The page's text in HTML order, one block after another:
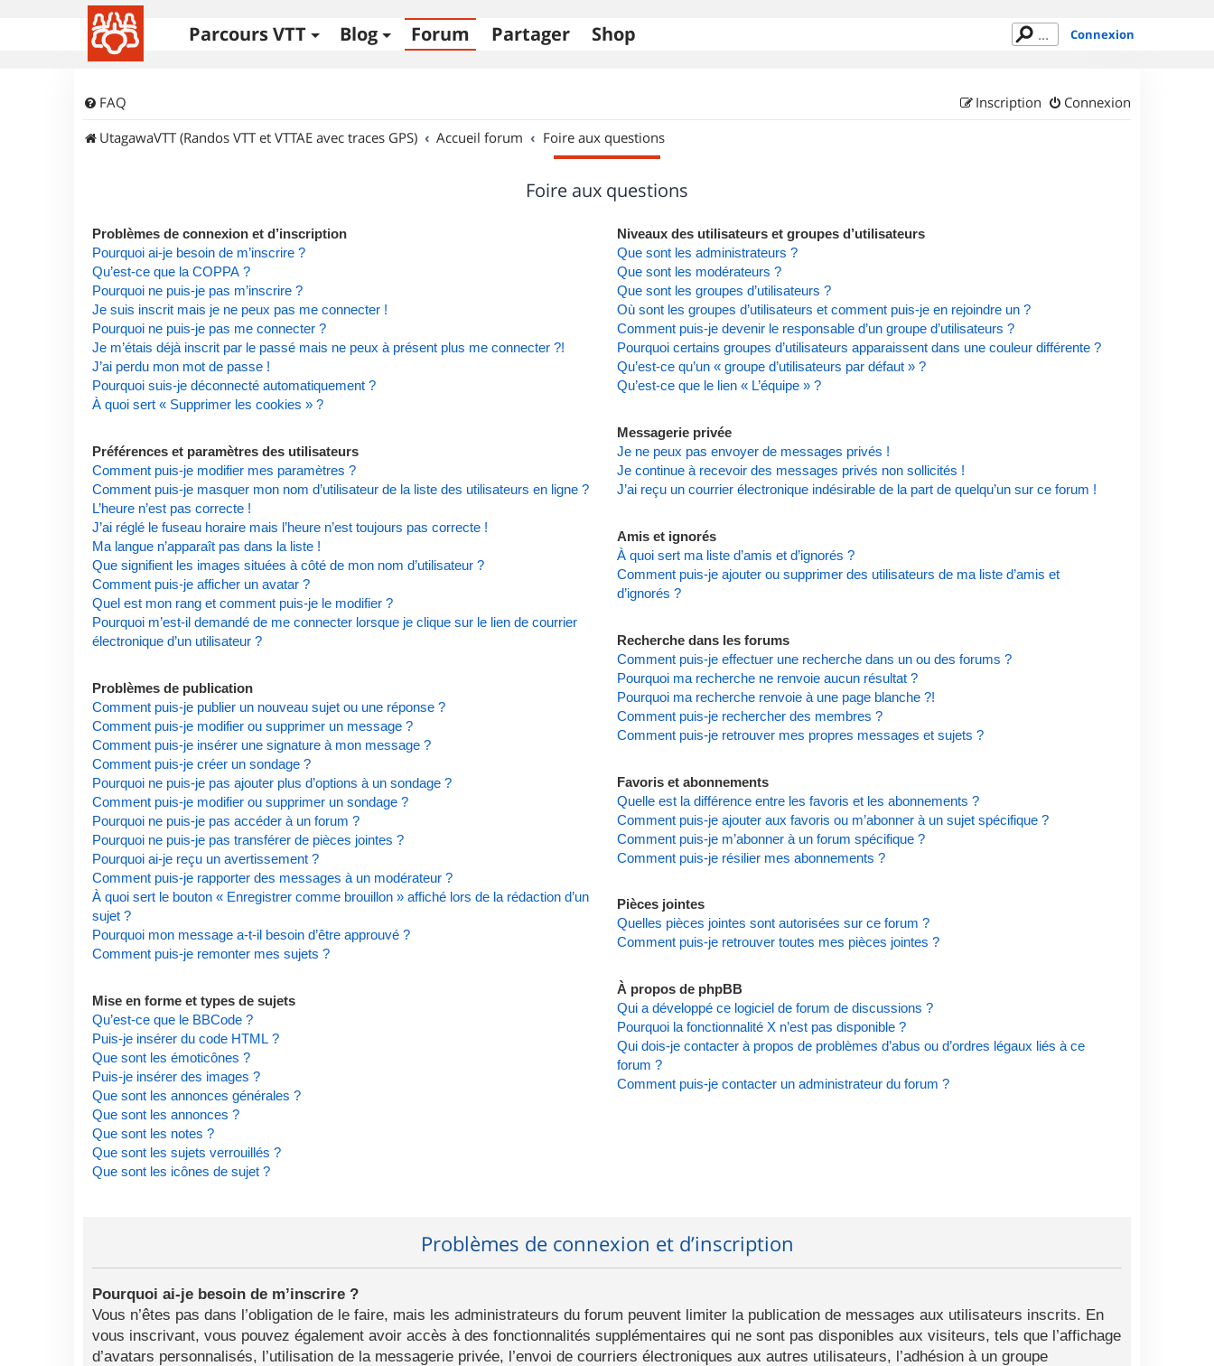
Parcours VTT Blog Forum Partager Shop Connexion
FAQ Connexion
Inscription
UtagawaVTT (Randos VTT et VTTAE avec traces GPS)
Accueil forum Foire aux questions
Foire aux questions
Problèmes de connexion et d’inscription
Pourquoi ai-je besoin de m’inscrire ?
Qu’est-ce que la COPPA ?
Pourquoi ne puis-je pas m’inscrire ?
Je suis inscrit mais je ne peux pas me connecter !
Pourquoi ne puis-je pas me connecter ?
Je m’étais déjà inscrit par le passé mais ne peux à présent plus me connecter ?!
J’ai perdu mon mot de passe !
Pourquoi suis-je déconnecté automatiquement ?
À quoi sert « Supprimer les cookies » ?
Préférences et paramètres des utilisateurs
Comment puis-je modifier mes paramètres ?
Comment puis-je masquer mon nom d’utilisateur de la liste des utilisateurs en ligne ?
L’heure n’est pas correcte !
J’ai réglé le fuseau horaire mais l’heure n’est toujours pas correcte !
Ma langue n’apparaît pas dans la liste !
Que signifient les images situées à côté de mon nom d’utilisateur ?
Comment puis-je afficher un avatar ?
Quel est mon rang et comment puis-je le modifier ?
Pourquoi m’est-il demandé de me connecter lorsque je clique sur le lien de courrier
électronique d’un utilisateur ?
Problèmes de publication
Comment puis-je publier un nouveau sujet ou une réponse ?
Comment puis-je modifier ou supprimer un message ?
Comment puis-je insérer une signature à mon message ?
Comment puis-je créer un sondage ?
Pourquoi ne puis-je pas ajouter plus d’options à un sondage ?
Comment puis-je modifier ou supprimer un sondage ?
Pourquoi ne puis-je pas accéder à un forum ?
Pourquoi ne puis-je pas transférer de pièces jointes ?
Pourquoi ai-je reçu un avertissement ?
Comment puis-je rapporter des messages à un modérateur ?
À quoi sert le bouton « Enregistrer comme brouillon » affiché lors de la rédaction d’un
sujet ?
Pourquoi mon message a-t-il besoin d’être approuvé ?
Comment puis-je remonter mes sujets ?
Mise en forme et types de sujets
Qu’est-ce que le BBCode ?
Puis-je insérer du code HTML ?
Que sont les émoticônes ?
Puis-je insérer des images ?
Que sont les annonces générales ?
Que sont les annonces ?
Que sont les notes ?
Que sont les sujets verrouillés ?
Que sont les icônes de sujet ?
Niveaux des utilisateurs et groupes d’utilisateurs
Que sont les administrateurs ?
Que sont les modérateurs ?
Que sont les groupes d’utilisateurs ?
Où sont les groupes d’utilisateurs et comment puis-je en rejoindre un ?
Comment puis-je devenir le responsable d’un groupe d’utilisateurs ?
Pourquoi certains groupes d’utilisateurs apparaissent dans une couleur différente ?
Qu’est-ce qu’un « groupe d’utilisateurs par défaut » ?
Qu’est-ce que le lien « L’équipe » ?
Messagerie privée
Je ne peux pas envoyer de messages privés !
Je continue à recevoir des messages privés non sollicités !
J’ai reçu un courrier électronique indésirable de la part de quelqu’un sur ce forum !
Amis et ignorés
À quoi sert ma liste d’amis et d’ignorés ?
Comment puis-je ajouter ou supprimer des utilisateurs de ma liste d’amis et
d’ignorés ?
Recherche dans les forums
Comment puis-je effectuer une recherche dans un ou des forums ?
Pourquoi ma recherche ne renvoie aucun résultat ?
Pourquoi ma recherche renvoie à une page blanche ?!
Comment puis-je rechercher des membres ?
Comment puis-je retrouver mes propres messages et sujets ?
Favoris et abonnements
Quelle est la différence entre les favoris et les abonnements ?
Comment puis-je ajouter aux favoris ou m’abonner à un sujet spécifique ?
Comment puis-je m’abonner à un forum spécifique ?
Comment puis-je résilier mes abonnements ?
Pièces jointes
Quelles pièces jointes sont autorisées sur ce forum ?
Comment puis-je retrouver toutes mes pièces jointes ?
À propos de phpBB
Qui a développé ce logiciel de forum de discussions ?
Pourquoi la fonctionnalité X n’est pas disponible ?
Qui dois-je contacter à propos de problèmes d’abus ou d’ordres légaux liés à ce
forum ?
Comment puis-je contacter un administrateur du forum ?
Problèmes de connexion et d’inscription
Pourquoi ai-je besoin de m’inscrire ?
Vous n’êtes pas dans l’obligation de le faire, mais les administrateurs du forum peuvent limiter la publication de messages aux utilisateurs inscrits. En
vous inscrivant, vous pouvez également avoir accès à des fonctionnalités supplémentaires qui ne sont pas disponibles aux visiteurs, tels que l’affichage
d’avatars personnalisés, l’utilisation de la messagerie privée, l’envoi de courriers électroniques aux autres utilisateurs, l’adhésion à un groupe